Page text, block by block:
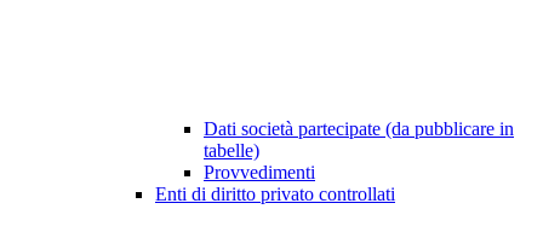
Dati società partecipate (da pubblicare in
tabelle)
Provvedimenti
Enti di diritto privato controllati